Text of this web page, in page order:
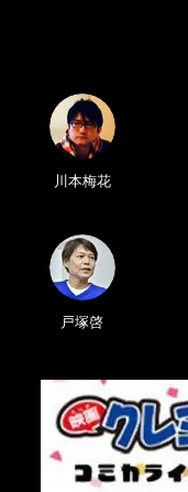
川本梅花
戸塚啓